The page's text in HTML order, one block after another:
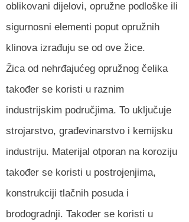
oblikovani dijelovi, opružne podloške ili
sigurnosni elementi poput opružnih
klinova izrađuju se od ove žice.
Žica od nehrđajućeg opružnog čelika
također se koristi u raznim
industrijskim područjima. To uključuje
strojarstvo, građevinarstvo i kemijsku
industriju. Materijal otporan na koroziju
također se koristi u postrojenjima,
konstrukciji tlačnih posuda i
brodogradnji. Također se koristi u